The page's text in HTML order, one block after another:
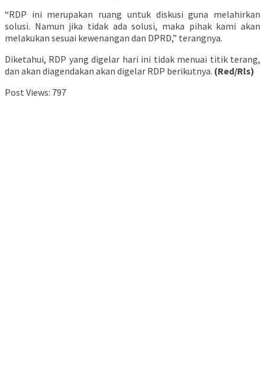
“RDP ini merupakan ruang untuk diskusi guna melahirkan
solusi. Namun jika tidak ada solusi, maka pihak kami akan
melakukan sesuai kewenangan dan DPRD,” terangnya.
Diketahui, RDP yang digelar hari ini tidak menuai titik terang,
dan akan diagendakan akan digelar RDP berikutnya. (Red/Rls)
Post Views: 797